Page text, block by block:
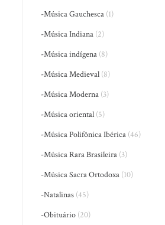
-Música Gauchesca (1)
-Música Indiana (2)
-Música indígena (8)
-Música Medieval (8)
-Música Moderna (3)
-Música oriental (5)
-Música Polifônica Ibérica (46)
-Música Rara Brasileira (3)
-Música Sacra Ortodoxa (10)
-Natalinas (45)
-Obituário (20)